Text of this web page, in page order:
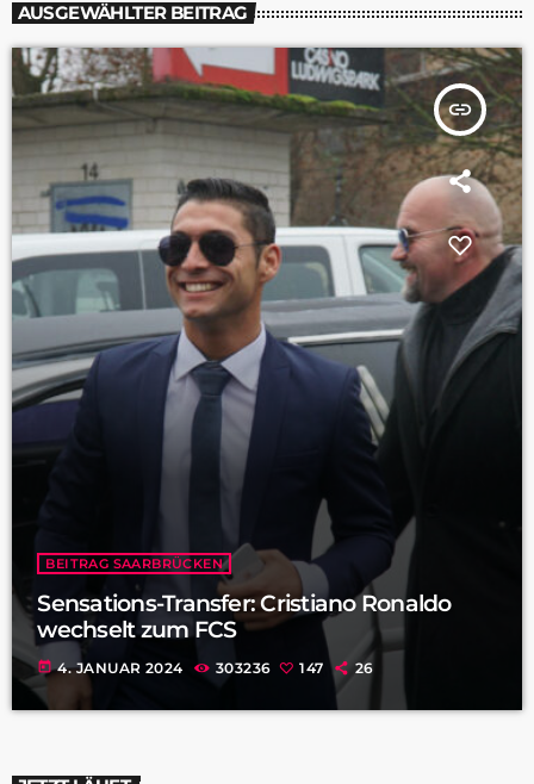
AUSGEWÄHLTER BEITRAG
insert_link
BEITRAG SAARBRÜCKEN
Sensations-Transfer: Cristiano Ronaldo
wechselt zum FCS
today 4. JANUAR 2024 303236 147 26